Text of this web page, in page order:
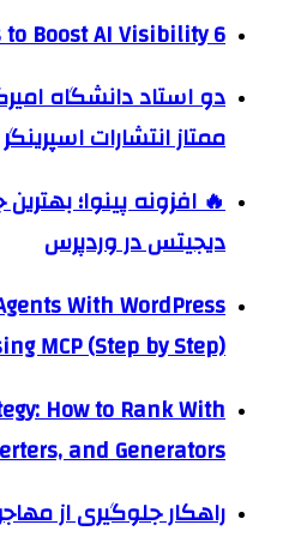
6 Digital PR Strategies to Boost AI Visibility
دو استاد دانشگاه
ممتاز انتشارات اسپرینگر
🔥 افزونه پینوا؛
دیجیتس در وردپرس
With WordPress
MCP (Step by Step)
How to Rank With
and Generators
راهکار جلوگیری از